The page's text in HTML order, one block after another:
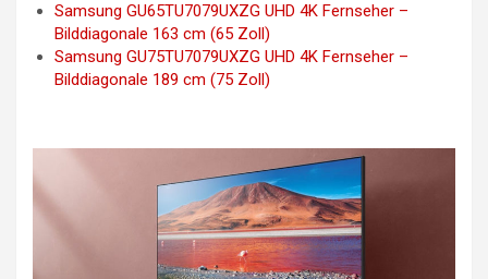
Samsung GU65TU7079UXZG UHD 4K Fernseher –
Bilddiagonale 163 cm (65 Zoll)
Samsung GU75TU7079UXZG UHD 4K Fernseher –
Bilddiagonale 189 cm (75 Zoll)